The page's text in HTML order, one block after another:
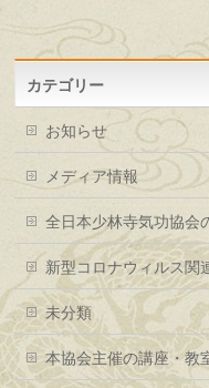
カテゴリー
お知らせ
メディア情報
全日本少林寺気功協会
新型コロナウィルス関
未分類
本協会主催の講座・教